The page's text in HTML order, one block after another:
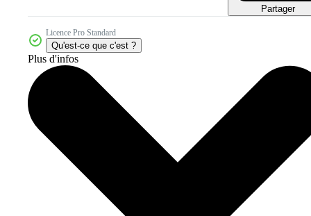
Partager
Licence Pro Standard
Qu'est-ce que c'est ?
Plus d'infos